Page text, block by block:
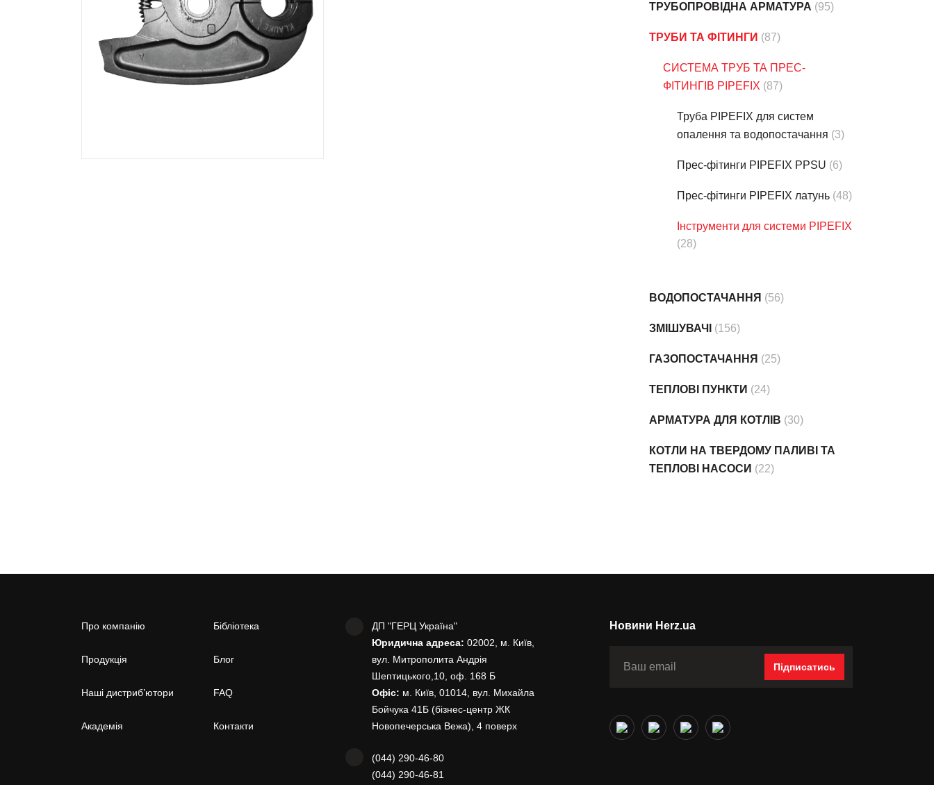
ТРУБОПРОВІДНА АРМАТУРА (95)
ТРУБИ ТА ФІТИНГИ (87)
СИСТЕМА ТРУБ ТА ПРЕС-
ФІТИНГІВ PIPEFIX (87)
Труба PIPEFIX для систем
опалення та водопостачання (3)
Прес-фітинги PIPEFIX PPSU (6)
Прес-фітинги PIPEFIX латунь (48)
Інструменти для системи PIPEFIX
(28)
ВОДОПОСТАЧАННЯ (56)
ЗМІШУВАЧІ (156)
ГАЗОПОСТАЧАННЯ (25)
ТЕПЛОВІ ПУНКТИ (24)
АРМАТУРА ДЛЯ КОТЛІВ (30)
КОТЛИ НА ТВЕРДОМУ ПАЛИВІ ТА
ТЕПЛОВІ НАСОСИ (22)
Про компанію
Продукція
Наші дистриб’ютори
Академія
Бібліотека
Блог
FAQ
Контакти
ДП "ГЕРЦ Україна"
Юридична адреса: 02002, м. Київ,
вул. Митрополита Андрія
Шептицького,10, оф. 168 Б
Офіс: м. Київ, 01014, вул. Михайла
Бойчука 41Б (бізнес-центр ЖК
Новопечерська Вежа), 4 поверх
(044) 290-46-80
(044) 290-46-81
Новини Herz.ua
Підписатись